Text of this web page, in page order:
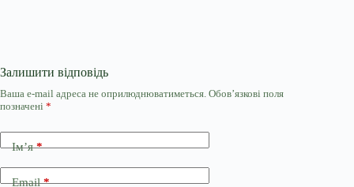
Залишити відповідь
Ваша e-mail адреса не оприлюднюватиметься. Обов’язкові поля
позначені *
Ім’я*
Email*